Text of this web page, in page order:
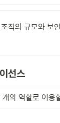
직의 규모와 보
선스
개의 역할로 이용